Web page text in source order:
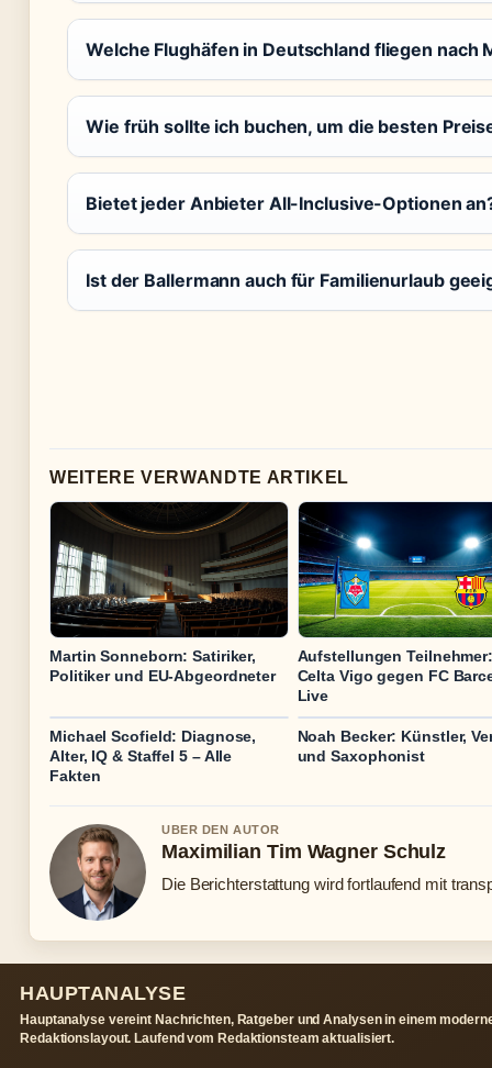
Welche Flughäfen in Deutschland fliegen nach
Wie früh sollte ich buchen, um die besten
Bietet jeder Anbieter All-Inclusive-Optionen
Ist der Ballermann auch für Familienurlaub
WEITERE VERWANDTE ARTIKEL
Martin Sonneborn: Satiriker,
Politiker und EU-Abgeordneter
Aufstellungen Teilnehmer:
Celta Vigo gegen FC
Live
Michael Scofield: Diagnose,
Alter, IQ & Staffel 5 – Alle
Fakten
Noah Becker: Künstler,
und Saxophonist
UBER DEN AUTOR
Maximilian Tim Wagner Schulz
Die Berichterstattung wird fortlaufend mit
HAUPTANALYSE
Hauptanalyse vereint Nachrichten, Ratgeber und Analysen in einem
Redaktionslayout. Laufend vom Redaktionsteam aktualisiert.